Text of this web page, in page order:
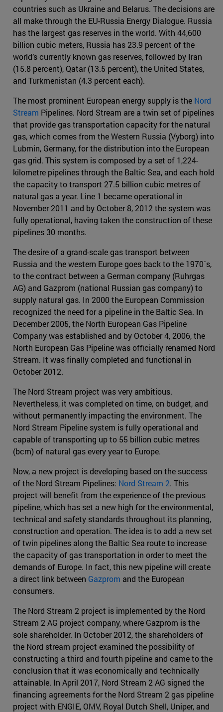
countries such as Ukraine and Belarus. The decisions are
all make through the EU-Russia Energy Dialogue. Russia
has the largest gas reserves in the world. With 44,600
billion cubic meters, Russia has 23.9 percent of the
world’s currently known gas reserves, followed by Iran
(15.8 percent), Qatar (13.5 percent), the United States,
and Turkmenistan (4.3 percent each).
The most prominent European energy supply is the Nord
Stream Pipelines. Nord Stream are a twin set of pipelines
that provide gas transportation capacity for the natural
gas, which comes from the Western Russia (Vyborg) into
Lubmin, Germany, for the distribution into the European
gas grid. This system is composed by a set of 1,224-
kilometre pipelines through the Baltic Sea, and each hold
the capacity to transport 27.5 billion cubic metres of
natural gas a year. Line 1 became operational in
November 2011 and by October 8, 2012 the system was
fully operational, having taken the construction of these
pipelines 30 months.
The desire of a grand-scale gas transport between
Russia and the western Europe goes back to the 1970´s,
to the contract between a German company (Ruhrgas
AG) and Gazprom (national Russian gas company) to
supply natural gas. In 2000 the European Commission
recognized the need for a pipeline in the Baltic Sea. In
December 2005, the North European Gas Pipeline
Company was established and by October 4, 2006, the
North European Gas Pipeline was ofﬁcially renamed Nord
Stream. It was finally completed and functional in
October 2012.
The Nord Stream project was very ambitious.
Nevertheless, it was completed on time, on budget, and
without permanently impacting the environment. The
Nord Stream Pipeline system is fully operational and
capable of transporting up to 55 billion cubic metres
(bcm) of natural gas every year to Europe.
Now, a new project is developing based on the success
of the Nord Stream Pipelines: Nord Stream 2. This
project will benefit from the experience of the previous
pipeline, which has set a new high for the environmental,
technical and safety standards throughout its planning,
construction and operation. The idea is to add a new set
of twin pipelines along the Baltic Sea route to increase
the capacity of gas transportation in order to meet the
demands of Europe. In fact, this new pipeline will create
a direct link between Gazprom and the European
consumers.
The Nord Stream 2 project is implemented by the Nord
Stream 2 AG project company, where Gazprom is the
sole shareholder. In October 2012, the shareholders of
the Nord stream project examined the possibility of
constructing a third and fourth pipeline and came to the
conclusion that it was economically and technically
attainable. In April 2017, Nord Stream 2 AG signed the
financing agreements for the Nord Stream 2 gas pipeline
project with ENGIE, OMV, Royal Dutch Shell, Uniper, and